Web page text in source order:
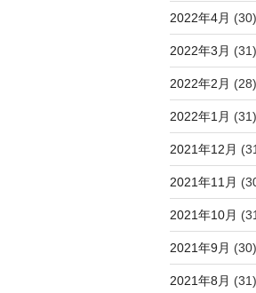
2022年4月 (30)
2022年3月 (31)
2022年2月 (28)
2022年1月 (31)
2021年12月
2021年11月
2021年10月
2021年9月 (30)
2021年8月 (31)